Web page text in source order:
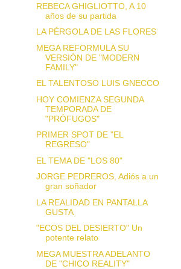
REBECA GHIGLIOTTO, A 10
años de su partida
LA PÉRGOLA DE LAS FLORES
MEGA REFORMULA SU
VERSIÓN DE "MODERN
FAMILY"
EL TALENTOSO LUIS GNECCO
HOY COMIENZA SEGUNDA
TEMPORADA DE
"PRÓFUGOS"
PRIMER SPOT DE "EL
REGRESO"
EL TEMA DE "LOS 80"
JORGE PEDREROS, Adiós a un
gran soñador
LA REALIDAD EN PANTALLA
GUSTA
"ECOS DEL DESIERTO" Un
potente relato
MEGA MUESTRA ADELANTO
DE "CHICO REALITY"